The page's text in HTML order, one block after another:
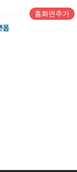
홈화면추가